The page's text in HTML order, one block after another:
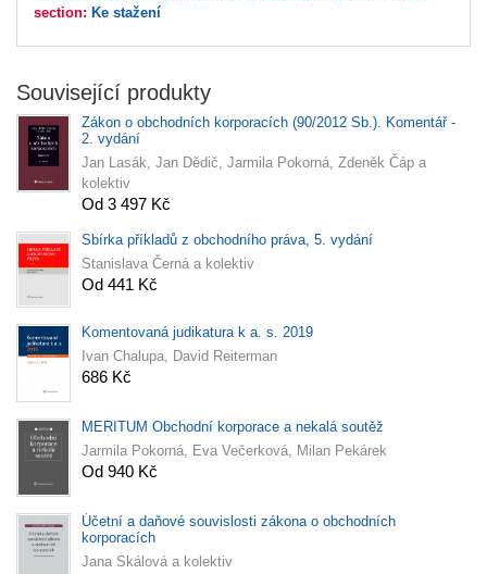
section: Ke stažení
Související produkty
Zákon o obchodních korporacích (90/2012 Sb.). Komentář -
2. vydání
Jan Lasák, Jan Dědič, Jarmila Pokorná, Zdeněk Čáp a
kolektiv
Od 3 497 Kč
Sbírka příkladů z obchodního práva, 5. vydání
Stanislava Černá a kolektiv
Od 441 Kč
Komentovaná judikatura k a. s. 2019
Ivan Chalupa, David Reiterman
686 Kč
MERITUM Obchodní korporace a nekalá soutěž
Jarmila Pokorná, Eva Večerková, Milan Pekárek
Od 940 Kč
Účetní a daňové souvislosti zákona o obchodních
korporacích
Jana Skálová a kolektiv